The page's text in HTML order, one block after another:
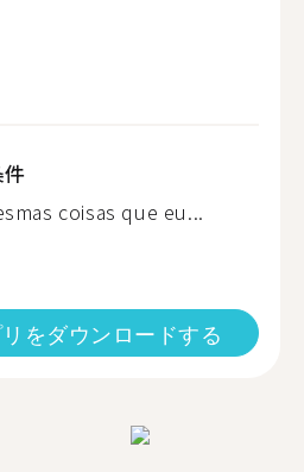
coisas que eu...
をダウンロードする